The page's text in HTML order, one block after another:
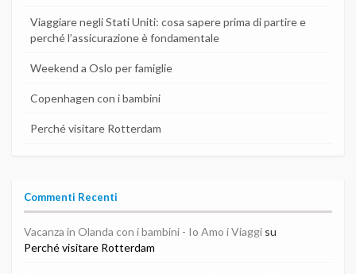
Viaggiare negli Stati Uniti: cosa sapere prima di partire e
perché l’assicurazione è fondamentale
Weekend a Oslo per famiglie
Copenhagen con i bambini
Perché visitare Rotterdam
Commenti Recenti
Vacanza in Olanda con i bambini - Io Amo i Viaggi su
Perché visitare Rotterdam